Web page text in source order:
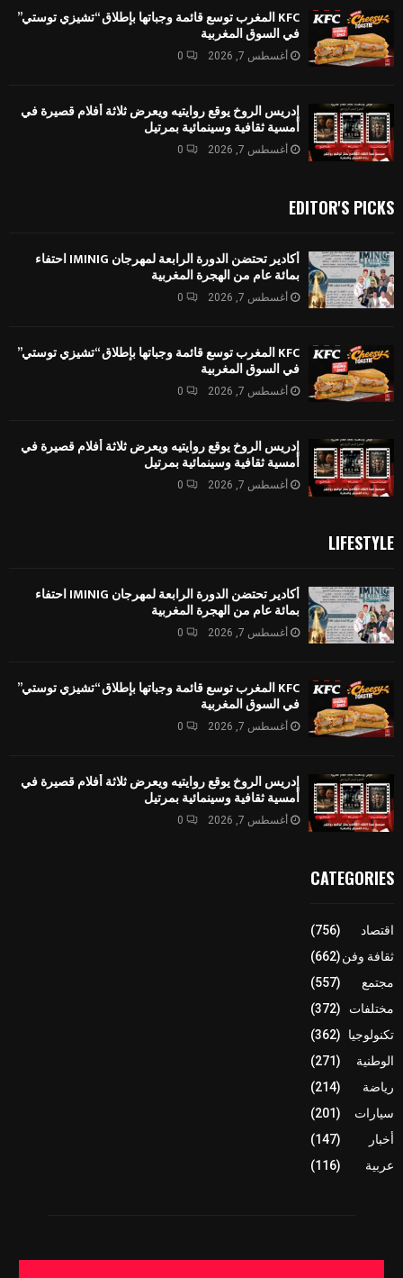
KFC المغرب توسع قائمة وجباتها بإطلاق “تشيزي توستي”
في السوق المغربية
أغسطس 7, 2026 0
إدريس الروخ يوقع روايتيه ويعرض ثلاثة أفلام قصيرة في
أمسية ثقافية وسينمائية بمرتيل
أغسطس 7, 2026 0
EDITOR'S PICKS
أكادير تحتضن الدورة الرابعة لمهرجان IMINIG احتفاء
بمائة عام من الهجرة المغربية
أغسطس 7, 2026 0
KFC المغرب توسع قائمة وجباتها بإطلاق “تشيزي توستي”
في السوق المغربية
أغسطس 7, 2026 0
إدريس الروخ يوقع روايتيه ويعرض ثلاثة أفلام قصيرة في
أمسية ثقافية وسينمائية بمرتيل
أغسطس 7, 2026 0
LIFESTYLE
أكادير تحتضن الدورة الرابعة لمهرجان IMINIG احتفاء
بمائة عام من الهجرة المغربية
أغسطس 7, 2026 0
KFC المغرب توسع قائمة وجباتها بإطلاق “تشيزي توستي”
في السوق المغربية
أغسطس 7, 2026 0
إدريس الروخ يوقع روايتيه ويعرض ثلاثة أفلام قصيرة في
أمسية ثقافية وسينمائية بمرتيل
أغسطس 7, 2026 0
CATEGORIES
اقتصاد
(756)
ثقافة وفن(662)
مجتمع
(557)
مختلفات
(372)
تكنولوجيا
(362)
الوطنية
(271)
رياضة
(214)
سيارات
(201)
أخبار
(147)
عربية
(116)